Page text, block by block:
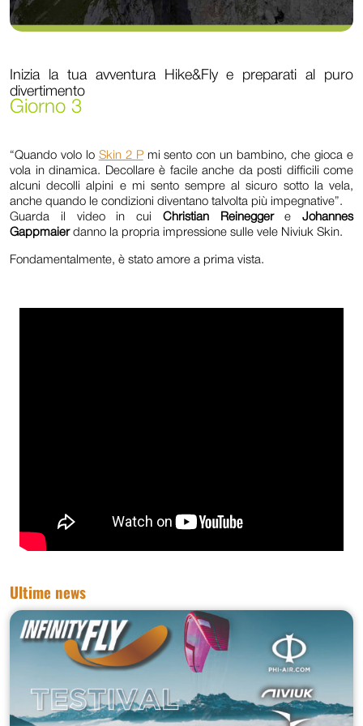
Inizia la tua avventura Hike&Fly e preparati al puro
divertimento
Giorno 3
“Quando volo lo Skin 2 Pmi sento con un bambino, che gioca e
vola in dinamica. Decollare è facile anche da posti difficili come
alcuni decolli alpini e mi sento sempre al sicuro sotto la vela,
anche quando le condizioni diventano talvolta più impegnative”.
Guarda il video in cui Christian Reineggere Johannes
Gappmaierdanno la propria impressione sulle vele Niviuk Skin.
Fondamentalmente, è stato amore a prima vista.
Ultime news